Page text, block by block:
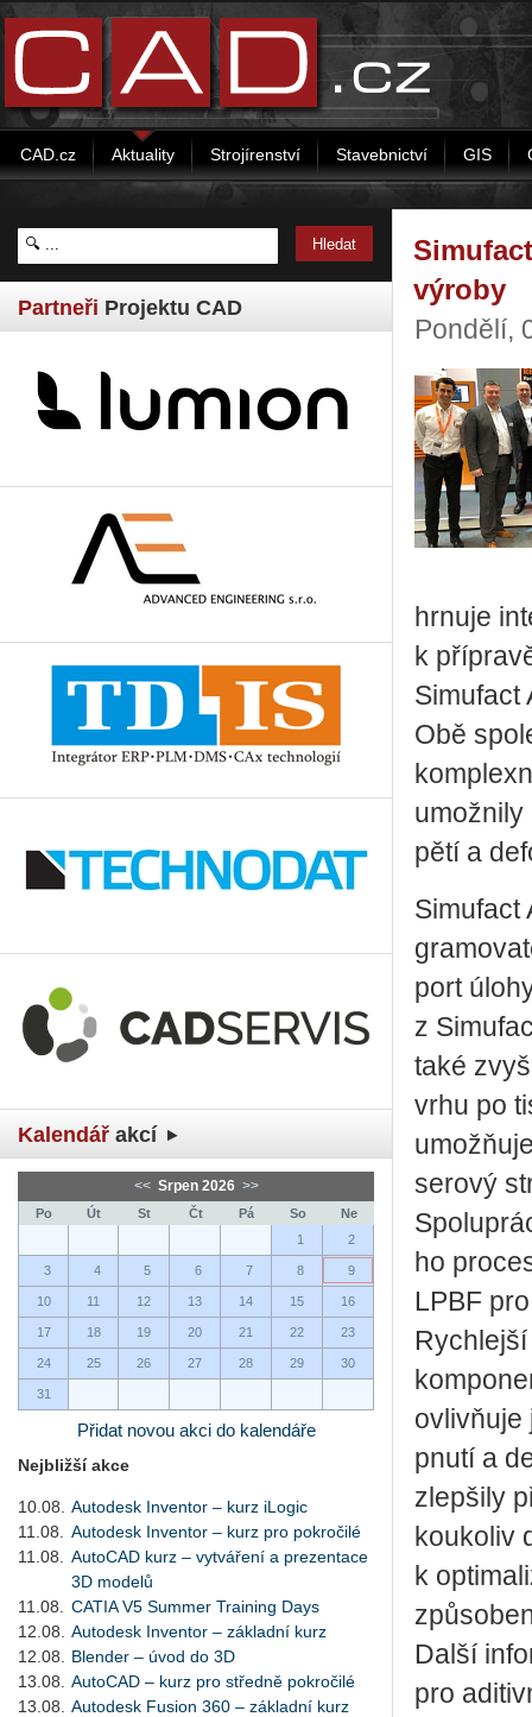
CAD.cz Aktuality Strojírenství Stavebnictví GIS
Partneři Projektu CAD
Kalendář akcí
<< Srpen 2026 >>
Po Út St Čt Pá So
Ne
1
2
3 4 5 6 7 8 9
10 11 12 13 14 15 16
17 18 19 20 21 22 23
24 25 26 27 28 29 30
31
Přidat novou akci do kalendáře
Nejbližší akce
10.08.
Autodesk Inventor – kurz iLogic
11.08.
Autodesk Inventor – kurz pro pokročilé
11.08.
AutoCAD kurz – vytváření a prezentace
3D modelů
11.08.
CATIA V5 Summer Training Days
12.08.
Autodesk Inventor – základní kurz
12.08.
Blender – úvod do 3D
13.08.
AutoCAD – kurz pro středně pokročilé
13.08.
Autodesk Fusion 360 – základní kurz
výroby
Pondělí,
hr­nu­je
k
Si­mu­fact
Obě
pě­tí a
Si­mu­fact
port
z
také
vr­hu po
se­ro­vý
ho
LPBF
ovliv­ňu­je
pnutí a
zlep­ši­ly
kou­ko­liv
k
Další
pro